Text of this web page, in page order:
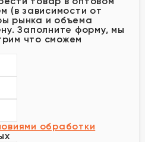
(в зависимости от
рынка и объема
Заполните форму, мы
что сможем
обработки